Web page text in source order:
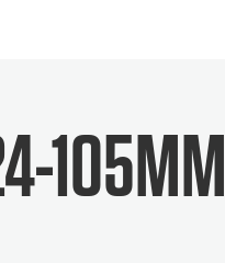
105MM